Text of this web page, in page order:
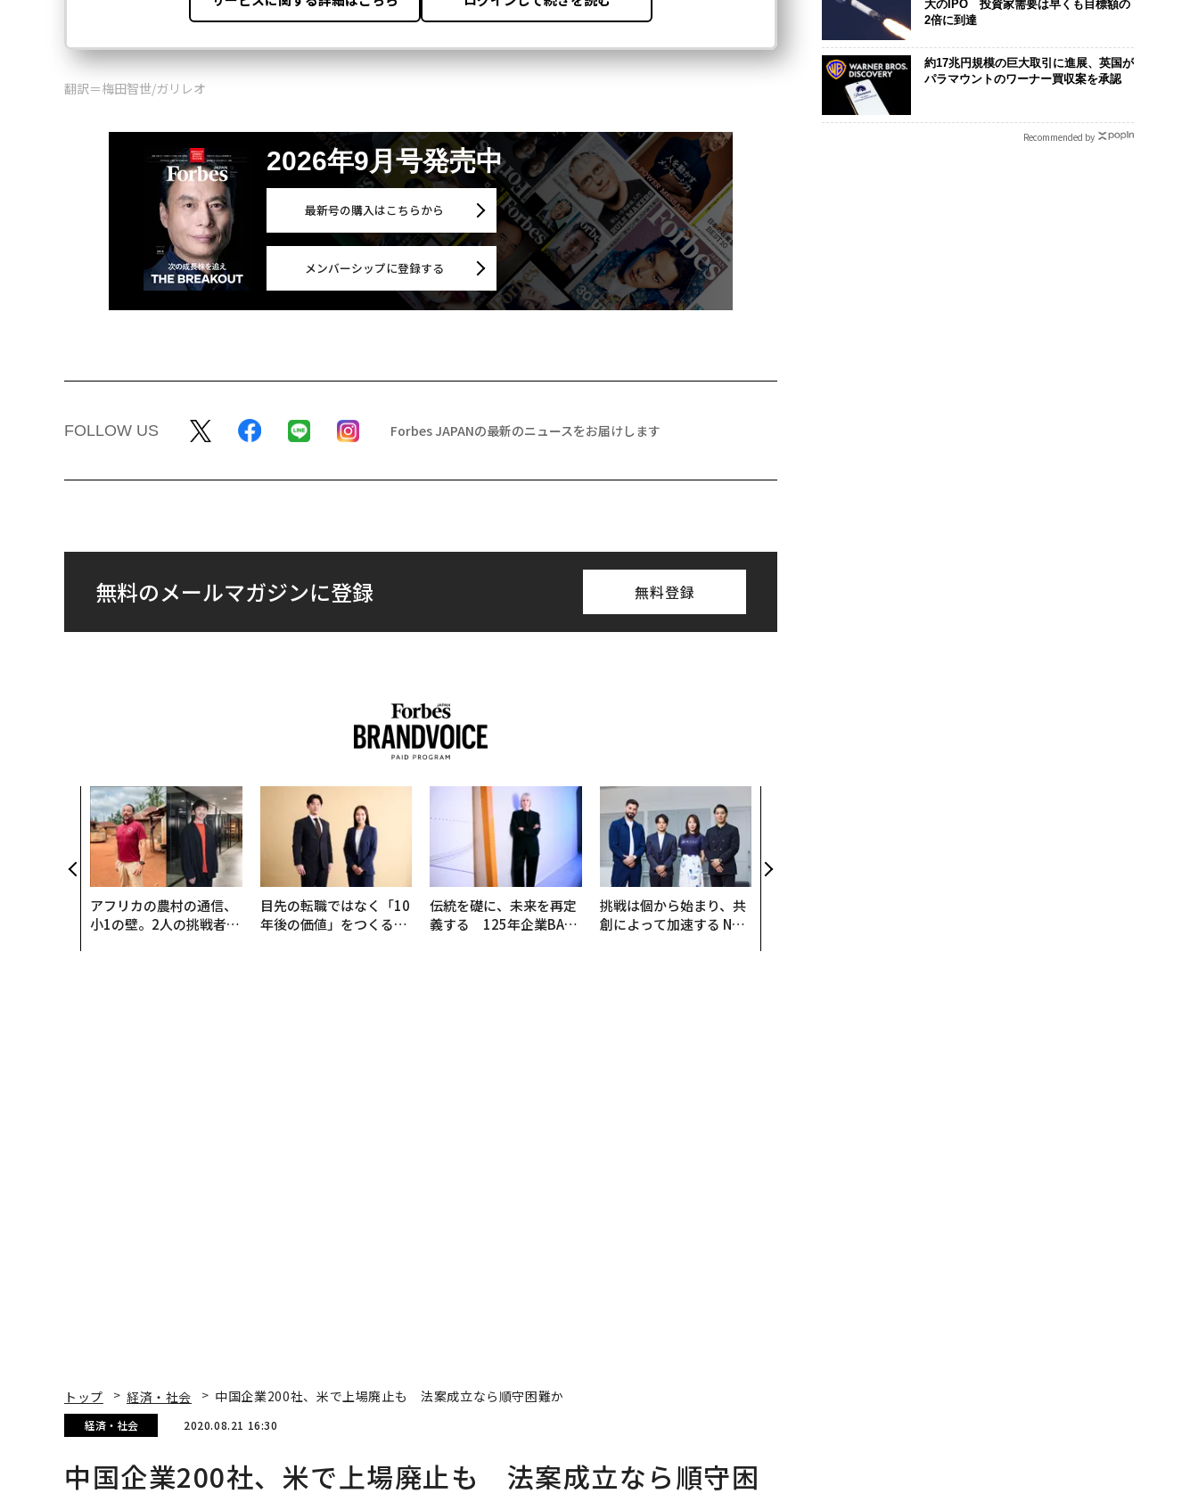
翻訳＝梅田智世/ガリレオ
2026年9月号発売中
最新号の購入はこちらから
メンバーシップに登録する
FOLLOW US Forbes JAPANの最新のニュースをお届けします
無料のメールマガジンに登録 無料登録
アフリカの農村の通信、
小1の壁。2人の挑戦者が
目先の転職ではなく「10
年後の価値」をつくる─
伝統を礎に、未来を再定
義する 125年企業BAT
挑戦は個から始まり、共
創によって加速する NOR
年の答え
大のIPO 投資家需要は早くも目標額の
2倍に到達
約17兆円規模の巨大取引に進展、英国が
パラマウントのワーナー買収案を承認
Recommended by